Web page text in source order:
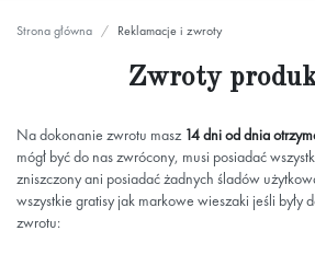
Strona główna Reklamacje i zwroty
Zwroty
Na dokonanie zwrotu masz 14 dni od dnia
mógł być do nas zwrócony, musi posiadać
zniszczony ani posiadać żadnych śladów
wszystkie gratisy jak markowe wieszaki jeśli były
zwrotu: